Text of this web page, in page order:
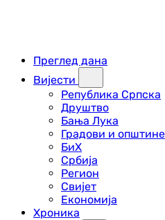
Преглед дана
Вијести
Република Српска
Друштво
Бања Лука
Градови и општине
БиХ
Србија
Регион
Свијет
Економија
Хроника